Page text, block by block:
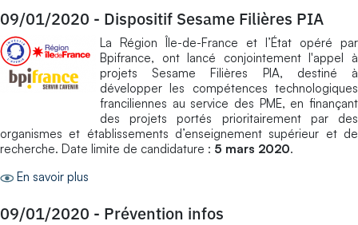
09/01/2020 - Dispositif Sesame Filières PIA
La Région Île-de-France et l’État opéré par
Bpifrance, ont lancé conjointement l'appel à
projets Sesame Filières PIA, destiné à
développer les compétences technologiques
franciliennes au service des PME, en finançant
des projets portés prioritairement par des
organismes et établissements d’enseignement supérieur et de
recherche. Date limite de candidature : 5 mars 2020.
En savoir plus
09/01/2020 - Prévention infos